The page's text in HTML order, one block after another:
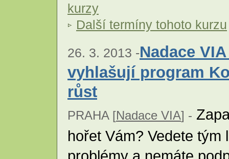
kurzy
Další termíny tohoto kurzu
26. 3. 2013 -Nadace
vyhlašují program
růst
PRAHA [Nadace VIA] -
hořet Vám? Vedete tým